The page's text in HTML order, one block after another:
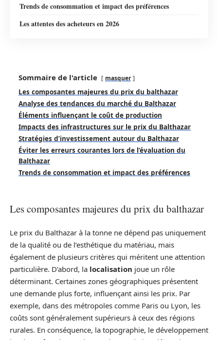
Trends de consommation et impact des préférences
Les attentes des acheteurs en 2026
Sommaire de l'article masquer
Les composantes majeures du prix du balthazar
Analyse des tendances du marché du Balthazar
Éléments influençant le coût de production
Impacts des infrastructures sur le prix du Balthazar
Stratégies d’investissement autour du Balthazar
Éviter les erreurs courantes lors de l’évaluation du
Balthazar
Trends de consommation et impact des préférences
Les composantes majeures du prix du balthazar
Le prix du Balthazar à la tonne ne dépend pas uniquement
de la qualité ou de l’esthétique du matériau, mais
également de plusieurs critères qui méritent une attention
particulière. D’abord, la localisation joue un rôle
déterminant. Certaines zones géographiques présentent
une demande plus forte, influençant ainsi les prix. Par
exemple, dans des métropoles comme Paris ou Lyon, les
coûts sont généralement supérieurs à ceux des régions
rurales. En conséquence, la topographie, le développement